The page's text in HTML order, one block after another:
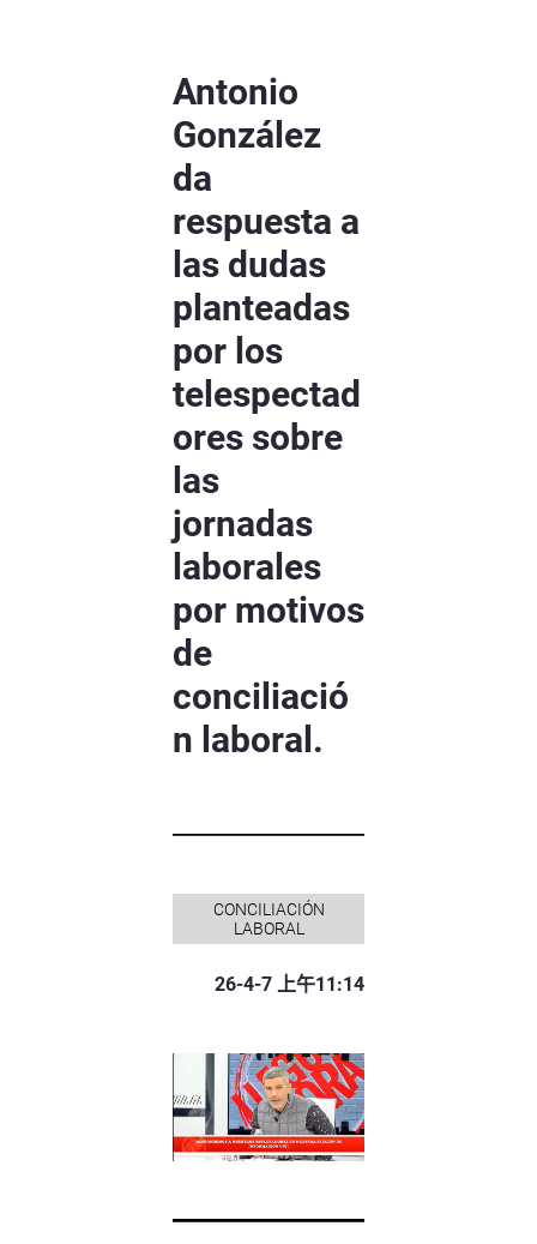
Antonio
González
da
respuesta a
las dudas
planteadas
por los
telespectad
ores sobre
las
jornadas
laborales
por motivos
de
conciliació
n laboral.
CONCILIACIÓN
LABORAL
26-4-7 上午11:14